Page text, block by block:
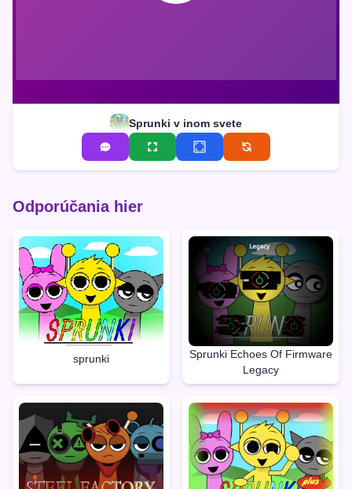
Sprunki v inom svete
Odporúčania hier
sprunki
Sprunki Echoes Of Firmware
Legacy